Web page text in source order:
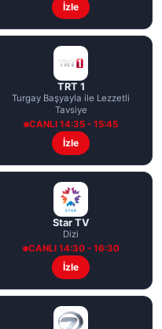
İzle
TRT 1
Turgay Başyayla ile Lezzetli
Tavsiye
CANLI 14:35 - 15:45
İzle
Star TV
Dizi
CANLI 14:30 - 16:30
İzle